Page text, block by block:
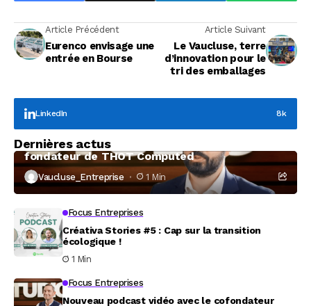
Article Précédent
Eurenco envisage une
entrée en Bourse
Article Suivant
Le Vaucluse, terre
d’innovation pour le
tri des emballages
LinkedIn 8k
Dernières actus
À la rencontre de Christophe Coeffier, dirigeant
fondateur de THOT Computed
Vaucluse_Entreprise 1 Min
Focus Entreprises
Créativa Stories #5 : Cap sur la transition
écologique !
1 Min
Focus Entreprises
Nouveau podcast vidéo avec le cofondateur